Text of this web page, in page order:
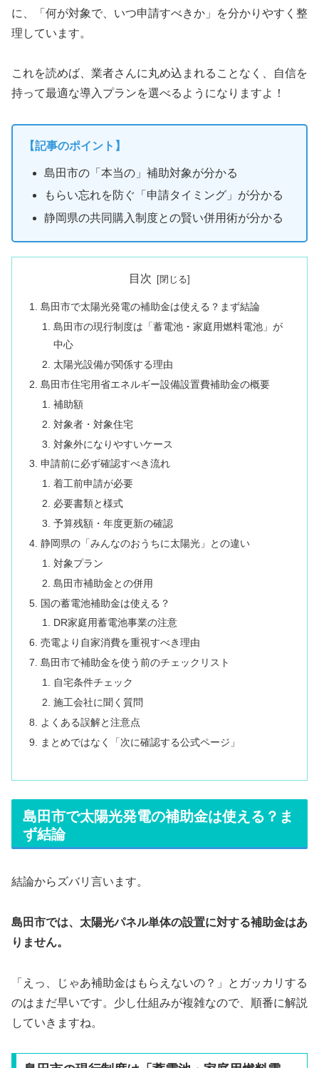
に、「何が対象で、いつ申請すべきか」を分かりやすく整
理しています。
これを読めば、業者さんに丸め込まれることなく、自信を
持って最適な導入プランを選べるようになりますよ！
【記事のポイント】
島田市の「本当の」補助対象が分かる
もらい忘れを防ぐ「申請タイミング」が分かる
静岡県の共同購入制度との賢い併用術が分かる
目次
島田市で太陽光発電の補助金は使える？まず結論
島田市の現行制度は「蓄電池・家庭用燃料電池」が
中心
太陽光設備が関係する理由
島田市住宅用省エネルギー設備設置費補助金の概要
補助額
対象者・対象住宅
対象外になりやすいケース
申請前に必ず確認すべき流れ
着工前申請が必要
必要書類と様式
予算残額・年度更新の確認
静岡県の「みんなのおうちに太陽光」との違い
対象プラン
島田市補助金との併用
国の蓄電池補助金は使える？
DR家庭用蓄電池事業の注意
売電より自家消費を重視すべき理由
島田市で補助金を使う前のチェックリスト
自宅条件チェック
施工会社に聞く質問
よくある誤解と注意点
まとめではなく「次に確認する公式ページ」
島田市で太陽光発電の補助金は使える？ま
ず結論
結論からズバリ言います。
島田市では、太陽光パネル単体の設置に対する補助金はあ
りません。
「えっ、じゃあ補助金はもらえないの？」とガッカリする
のはまだ早いです。少し仕組みが複雑なので、順番に解説
していきますね。